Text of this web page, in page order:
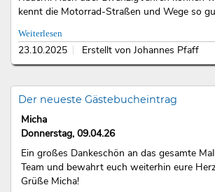
kennt die Motorrad-Straßen und Wege so
Weiterlesen
23.10.2025 Erstellt von Johannes Pfaff
Der neueste Gästebucheintrag
Micha
Donnerstag, 09.04.26
Ein großes Dankeschön an das gesamte
Team und bewahrt euch weiterhin eure
Grüße Micha!